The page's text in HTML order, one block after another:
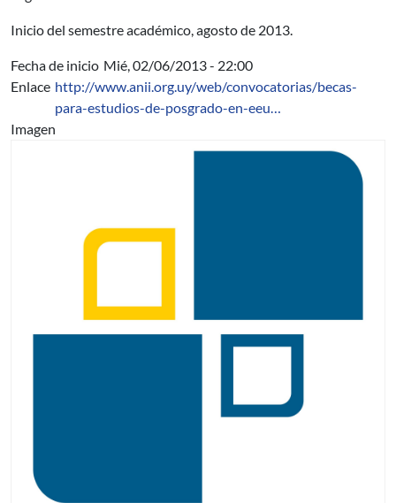
Inicio del semestre académico, agosto de 2013.
Fecha de inicio Mié, 02/06/2013 - 22:00
Enlace http://www.anii.org.uy/web/convocatorias/becas-
para-estudios-de-posgrado-en-eeu…
Imagen